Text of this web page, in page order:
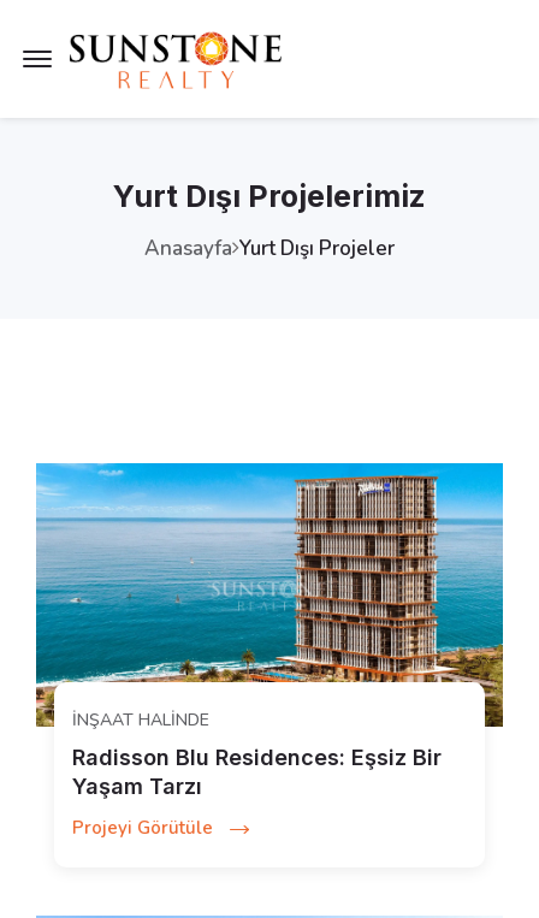
Menü Açık
Yurt Dışı Projelerimiz
Anasayfa Yurt Dışı Projeler
İNŞAAT HALINDE
Radisson Blu Residences: Eşsiz Bir
Yaşam Tarzı
Projeyi Görütüle